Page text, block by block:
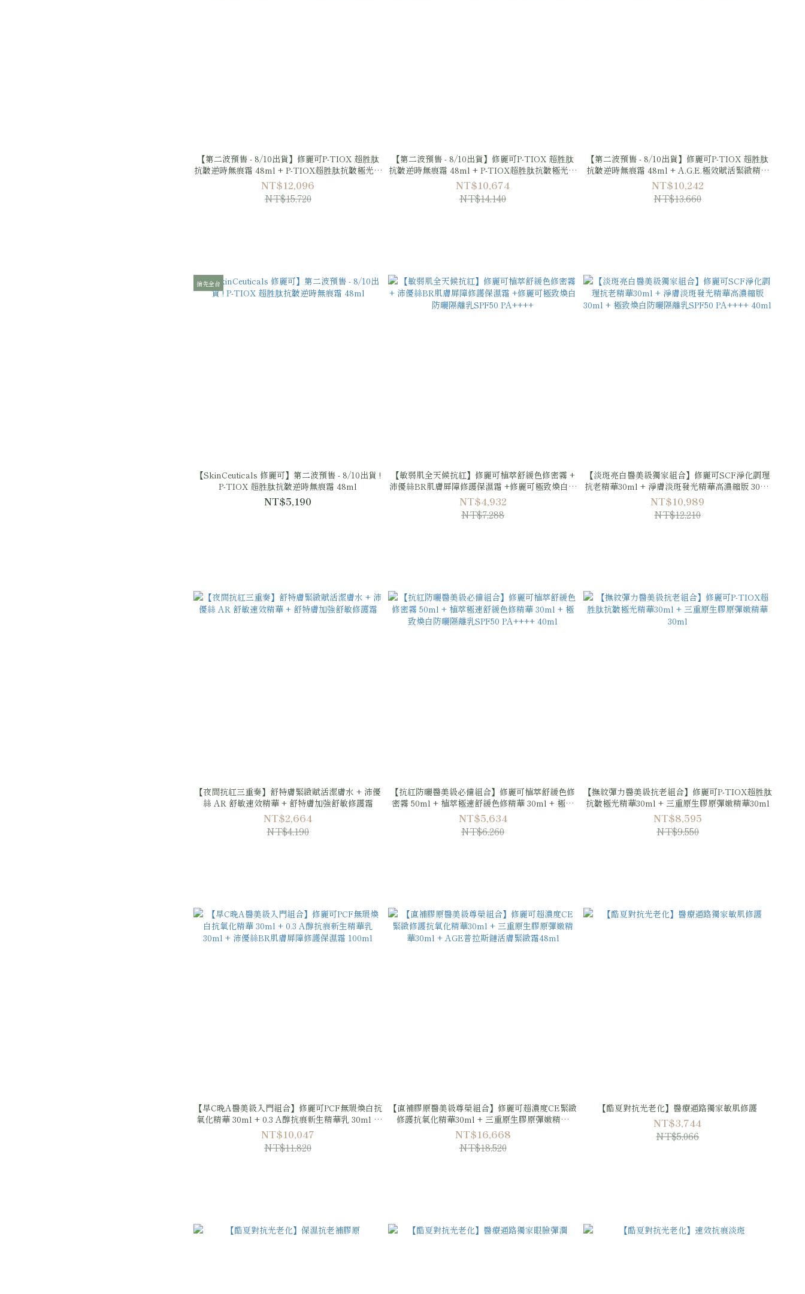
【第二波預售 - 8/10出貨】修麗可P-TIOX 超胜肽
抗皺逆時無痕霜 48ml + P-TIOX超胜肽抗皺極光精
華 30ml + AGE普拉斯鏈彈潤緊緻眼霜 15ml
NT$12,096
NT$15,720
【第二波預售 - 8/10出貨】修麗可P-TIOX 超胜肽
抗皺逆時無痕霜 48ml + P-TIOX超胜肽抗皺極光精
華 30ml + 琢璞嚴選神經醯胺修復肌能面膜 1盒
NT$10,674
NT$14,140
【第二波預售 - 8/10出貨】修麗可P-TIOX 超胜肽
抗皺逆時無痕霜 48ml + A.G.E.極效賦活緊緻精華
30ml + 琢璞嚴選神經醯胺修復肌能面膜 1盒
NT$10,242
NT$13,660
搶先全台
【SkinCeuticals 修麗可】第二波預售 - 8/10出貨 !
P-TIOX 超胜肽抗皺逆時無痕霜 48ml
NT$5,190
【敏弱肌全天候抗紅】修麗可植萃舒緩色修密霧 +
沛優絲BR肌膚屏障修護保濕霜 +修麗可極致煥白防
曬隔離乳SPF50 PA++++
NT$4,932
NT$7,288
【淡斑亮白醫美級獨家組合】修麗可SCF淨化調理
抗老精華30ml + 淨膚淡斑發光精華高濃縮版 30ml
+ 極致煥白防曬隔離乳SPF50 PA++++ 40ml
NT$10,989
NT$12,210
【夜間抗紅三重奏】舒特膚緊緻賦活潔膚水 + 沛優
絲 AR 舒敏速效精華 + 舒特膚加強舒敏修護霜
NT$2,664
NT$4,190
【抗紅防曬醫美級必備組合】修麗可植萃舒緩色修
密霧 50ml + 植萃極速舒緩色修精華 30ml + 極致
煥白防曬隔離乳SPF50 PA++++ 40ml
NT$5,634
NT$6,260
【撫紋彈力醫美級抗老組合】修麗可P-TIOX超胜肽
抗皺極光精華30ml + 三重原生膠原彈嫩精華30ml
NT$8,595
NT$9,550
【早C晚A醫美級入門組合】修麗可PCF無瑕煥白抗
氧化精華 30ml + 0.3 A醇抗痕新生精華乳 30ml +
沛優絲BR肌膚屏障修護保濕霜 100ml
NT$10,047
NT$11,820
【直補膠原醫美級尊榮組合】修麗可超濃度CE緊緻
修護抗氧化精華30ml + 三重原生膠原彈嫩精華
30ml + AGE普拉斯鏈活膚緊緻霜48ml
NT$16,668
NT$18,520
【酷夏對抗光老化】醫療通路獨家敏肌修護
NT$3,744
NT$5,066